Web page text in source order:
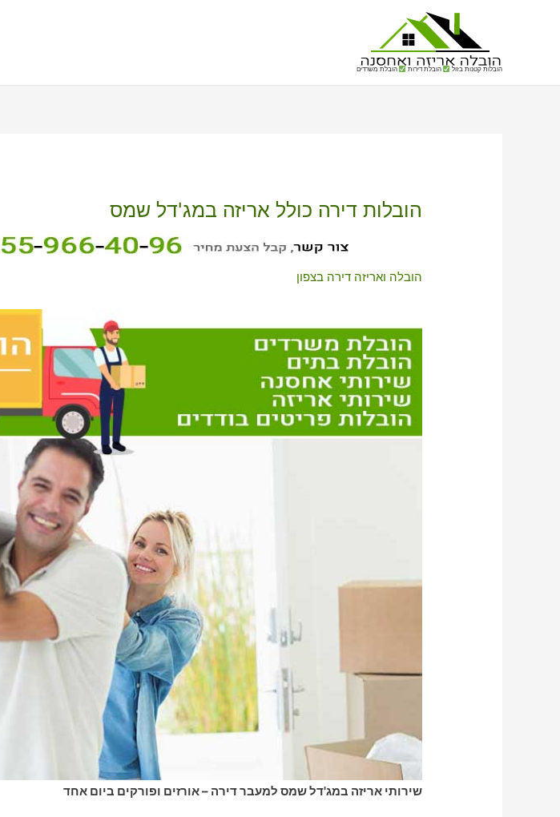
הובלות קטנות בזול הובלת דירות הובלת משרדים
הובלות דירה כולל אריזה במג'דל שמס
הובלה ואריזה דירה בצפון
שירותי אריזה במג'דל שמס למעבר דירה – אורזים ופורקים ביום אחד